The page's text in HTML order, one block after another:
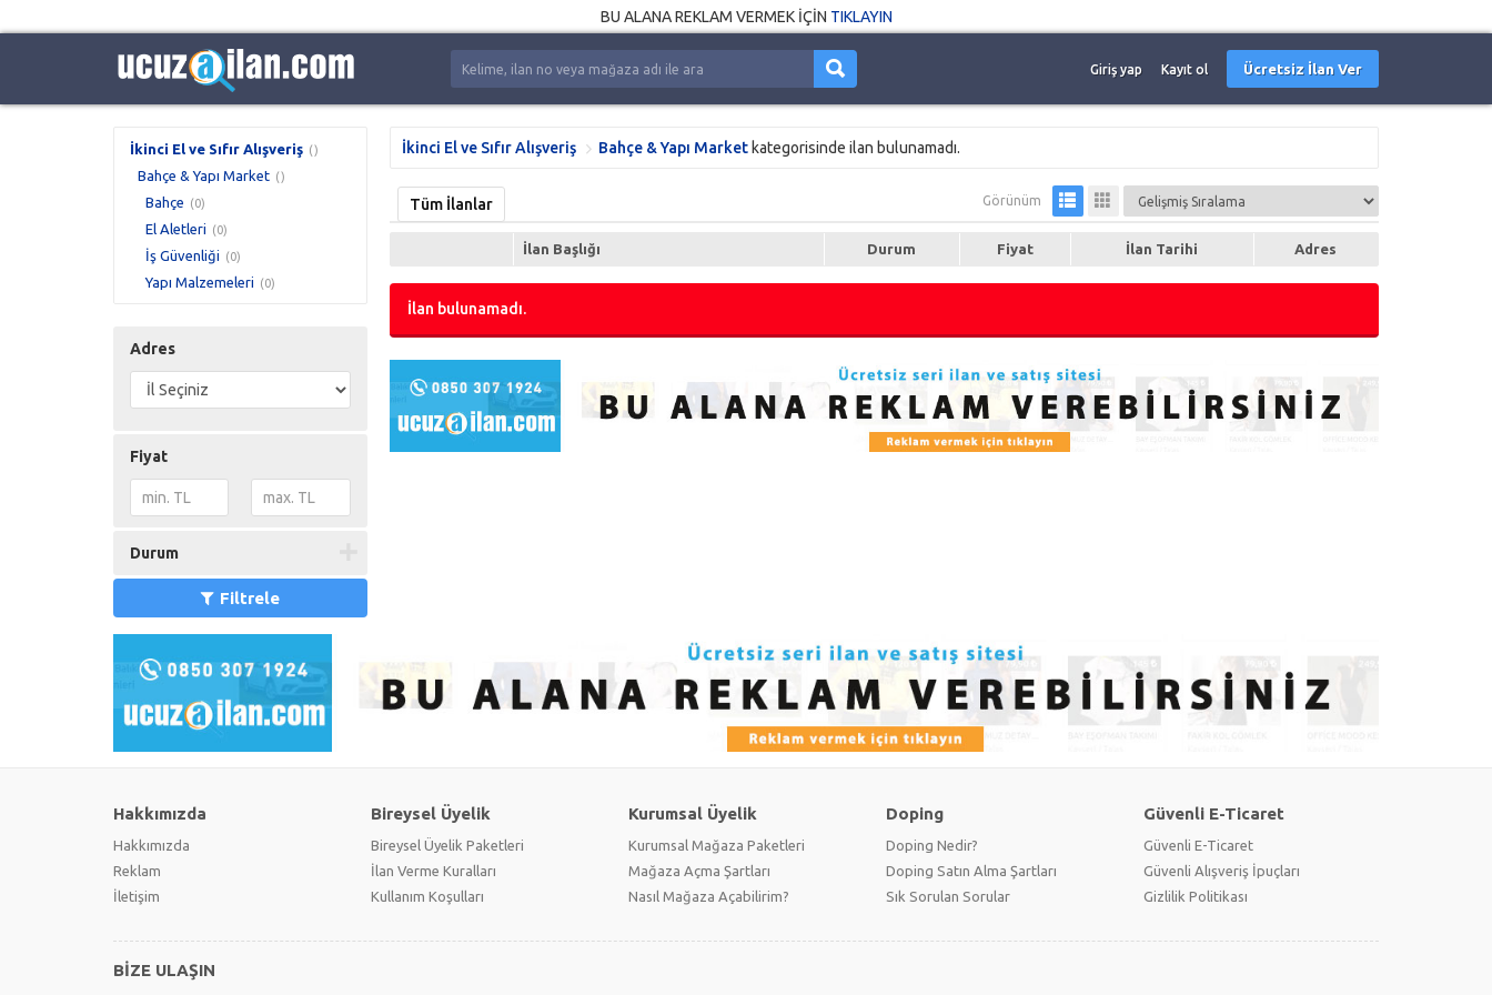
BU ALANA REKLAM VERMEK İÇİN TIKLAYIN
Giriş yap Kayıt ol Ücretsiz İlan Ver
İkinci El ve Sıfır Alışveriş ()
Bahçe & Yapı Market ()
Bahçe (0)
El Aletleri (0)
İş Güvenliği (0)
Yapı Malzemeleri (0)
Adres
Fiyat
Durum
Filtrele
İkinci El ve Sıfır Alışveriş Bahçe & Yapı Market kategorisinde ilan bulunamadı.
Tüm İlanlar Görünüm
İlan Başlığı Durum Fiyat İlan Tarihi Adres
İlan bulunamadı.
Hakkımızda
Hakkımızda
Reklam
İletişim
Bireysel Üyelik
Bireysel Üyelik Paketleri
İlan Verme Kuralları
Kullanım Koşulları
Kurumsal Üyelik
Kurumsal Mağaza Paketleri
Mağaza Açma Şartları
Nasıl Mağaza Açabilirim?
Doping
Doping Nedir?
Doping Satın Alma Şartları
Sık Sorulan Sorular
Güvenli E-Ticaret
Güvenli E-Ticaret
Güvenli Alışveriş İpuçları
Gizlilik Politikası
BİZE ULAŞIN